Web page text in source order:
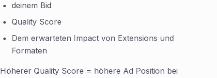
deinem Bid
Quality Score
Dem erwarteten Impact von Extensions und
Formaten
Höherer Quality Score = höhere Ad Position bei